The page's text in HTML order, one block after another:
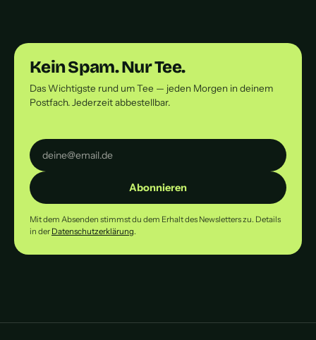
Kein Spam. Nur Tee.
Das Wichtigste rund um Tee — jeden Morgen in deinem
Postfach. Jederzeit abbestellbar.
Abonnieren
Mit dem Absenden stimmst du dem Erhalt des Newsletters zu. Details
in der Datenschutzerklärung.